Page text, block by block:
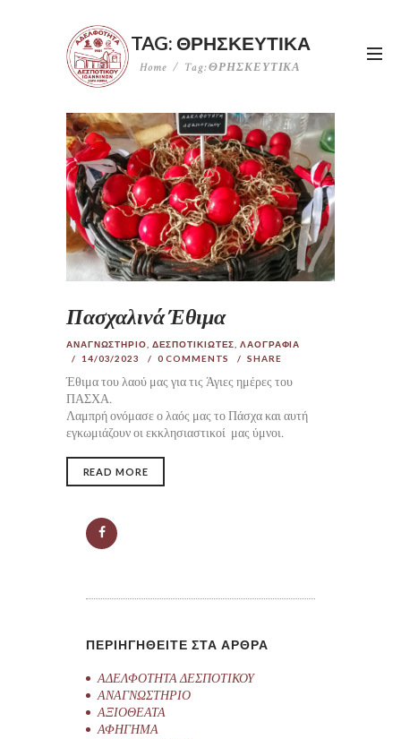
TAG: ΘΡΗΣΚΕΥΤΙΚΑ
Home Tag: ΘΡΗΣΚΕΥΤΙΚΑ
Πασχαλινά Έθιμα
ΑΝΑΓΝΩΣΤΗΡΙΟ ΔΕΣΠΟΤΙΚΙΩΤΕΣ ,ΛΑΟΓΡΑΦΙΑ
14/03/2023
0 COMMENTS SHARE
Έθιμα του λαού μας για τις Άγιες ημέρες του
ΠΑΣΧΑ.
Λαμπρή ονόμασε ο λαός μας το Πάσχα και αυτή
εγκωμιάζουν οι εκκλησιαστικοί μας ύμνοι.
READ MORE
ΠΕΡΙΗΓΗΘΕΙΤΕ ΣΤΑ ΑΡΘΡΑ
ΑΔΕΛΦΟΤΗΤΑ ΔΕΣΠΟΤΙΚΟΥ
ΑΝΑΓΝΩΣΤΗΡΙΟ
ΑΞΙΟΘΕΑΤΑ
ΑΦΗΓΗΜΑ